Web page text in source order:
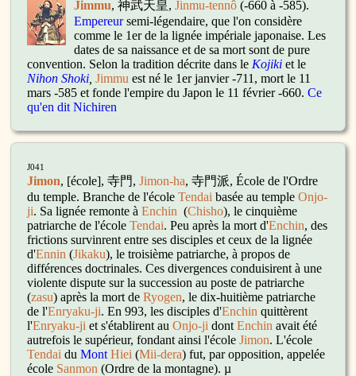
Jimmu, 神武天皇, Jinmu-tennô(-660 à -585).
Empereursemi-légendaire, que l'on considère
comme le 1er de la lignée impériale japonaise. Les
dates de sa naissance et de sa mort sont de pure
convention. Selon la tradition décrite dans le Kojiki et le
Nihon Shoki Jimmu est né le 1er janvier -711, mort le 11
mars -585 et fonde l'empire du Japon le 11 février -660.Ce
qu'en dit Nichiren
J041
Jimon, [école], 寺門,Jimon-ha, 寺門派, École de l'Ordre
du temple. Branche de l'écoleTendai basée au templeOnjo-
ji. Sa lignée remonte àEnchin (Chisho), le cinquième
patriarche de l'écoleTendai. Peu après la mort d'Enchin, des
frictions survinrent entre ses disciples et ceux de la lignée
d'Ennin (Jikaku), le troisième patriarche, à propos de
différences doctrinales. Ces divergences conduisirent à une
violente dispute sur la succession au poste de patriarche
(zasu) après la mort deRyogen, le dix-huitième patriarche
de l'Enryaku-ji. En 993, les disciples d'Enchin quittèrent
l'Enryaku-ji et s'établirent au Onjo-ji dontEnchin avait été
autrefois le supérieur, fondant ainsi l'écoleJimon. L'école
Tendai duMontHiei (Mii-dera) fut, par opposition, appelée
école Sanmon (Ordre de la montagne). µ